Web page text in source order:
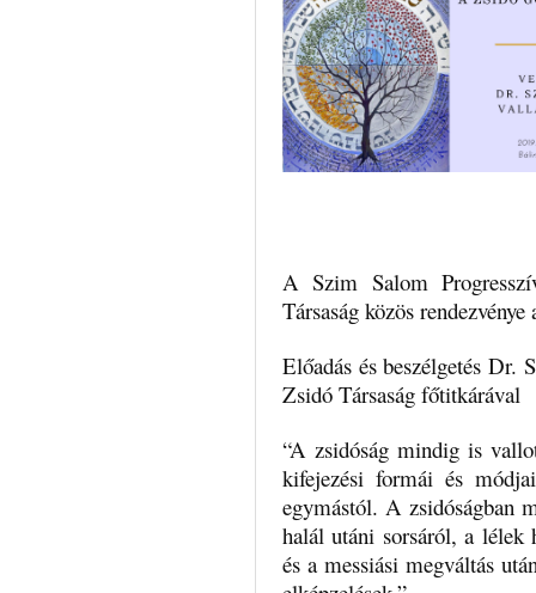
A Szim Salom
Társaság közös
Előadás és beszélgetés Dr.
Zsidó Társaság főtitkárával
“A zsidóság mindig is
kifejezési formái és
egymástól. A zsidóságban
halál utáni sorsáról, a lélek
és a messiási megváltás